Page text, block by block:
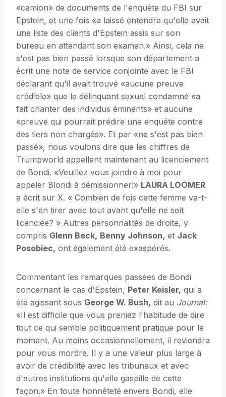
«camion» de documents de l'enquête du FBI sur
Epstein, et une fois «a laissé entendre qu'elle avait
une liste des clients d'Epstein assis sur son
bureau en attendant son examen.» Ainsi, cela ne
s'est pas bien passé lorsque son département a
écrit une note de service conjointe avec le FBI
déclarant qu'il avait trouvé «aucune preuve
crédible» que le délinquant sexuel condamné «a
fait chanter des individus éminents» et aucune
«preuve qui pourrait prédire une enquête contre
des tiers non chargés». Et par «ne s'est pas bien
passé», nous voulons dire que les chiffres de
Trumpworld appellent maintenant au licenciement
de Bondi. «Veuillez vous joindre à moi pour
appeler Blondi à démissionner!» LAURA LOOMER
a écrit sur X. « Combien de fois cette femme va-t-
elle s'en tirer avec tout avant qu'elle ne soit
licenciée? » Autres personnalités de droite, y
compris Glenn Beck, Benny Johnson, et Jack
Posobiec, ont également été exaspérés.
Commentant les remarques passées de Bondi
concernant le cas d'Epstein, Peter Keisler, qui a
été agissant sous George W. Bush, dit au Journal:
«Il est difficile que vous preniez l'habitude de dire
tout ce qui semble politiquement pratique pour le
moment. Au moins occasionnellement, il reviendra
pour vous mordre. Il y a une valeur plus large à
avoir de crédibilité avec les tribunaux et avec
d'autres institutions qu'elle gaspille de cette
façon.» En toute honnêteté envers Bondi, elle